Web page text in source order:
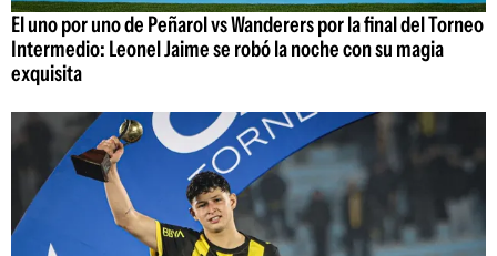
El uno por uno de Peñarol vs Wanderers por la final del Torneo
Intermedio: Leonel Jaime se robó la noche con su magia
exquisita